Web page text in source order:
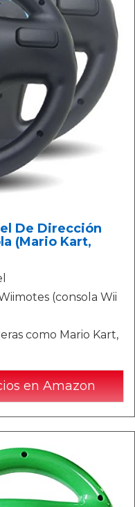
De Dirección
(Mario Kart,
(consola Wii
como Mario Kart,
en Amazon